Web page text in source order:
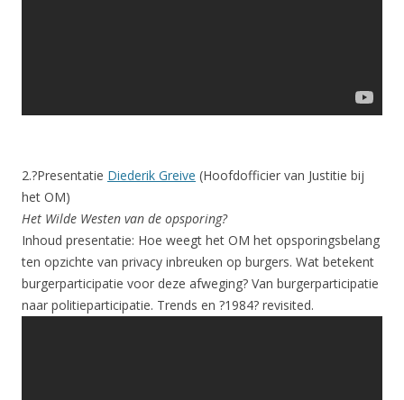
2.?Presentatie Diederik Greive (Hoofdofficier van Justitie bij
het OM)
Het Wilde Westen van de opsporing?
Inhoud presentatie: Hoe weegt het OM het opsporingsbelang
ten opzichte van privacy inbreuken op burgers. Wat betekent
burgerparticipatie voor deze afweging? Van burgerparticipatie
naar politieparticipatie. Trends en ?1984? revisited.